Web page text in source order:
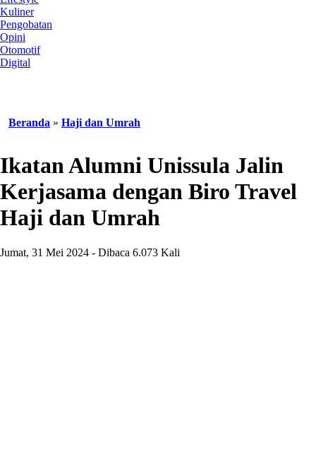
Kuliner
Pengobatan
Opini
Otomotif
Digital
Beranda » Haji dan Umrah
Ikatan Alumni Unissula Jalin
Kerjasama dengan Biro Travel
Haji dan Umrah
Jumat, 31 Mei 2024 - Dibaca 6.073 Kali